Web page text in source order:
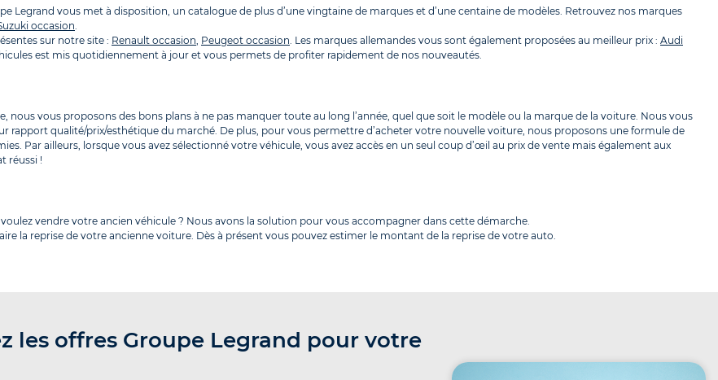
Legrand vous met à disposition, un catalogue de plus d’une vingtaine de marques et d’une centaine de modèles. Retrouvez nos marques
occasion.
sur notre site : Renault occasion, Peugeot occasion. Les marques allemandes vous sont également proposées au meilleur prix : Audi
est mis quotidiennement à jour et vous permets de profiter rapidement de nos nouveautés.
nous vous proposons des bons plans à ne pas manquer toute au long l’année, quel que soit le modèle ou la marque de la voiture. Nous vous
rapport qualité/prix/esthétique du marché. De plus, pour vous permettre d’acheter votre nouvelle voiture, nous proposons une formule de
Par ailleurs, lorsque vous avez sélectionné votre véhicule, vous avez accès en un seul coup d’œil au prix de vente mais également aux
réussi !
vendre votre ancien véhicule ? Nous avons la solution pour vous accompagner dans cette démarche.
la reprise de votre ancienne voiture. Dès à présent vous pouvez estimer le montant de la reprise de votre auto.
les offres Groupe Legrand pour votre